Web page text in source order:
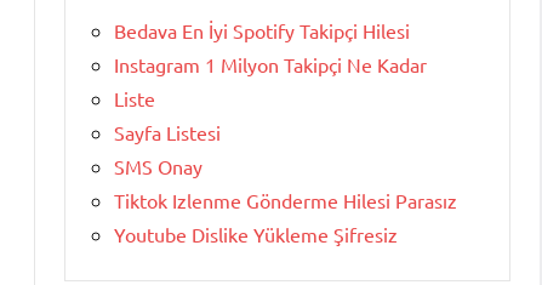
Bedava En İyi Spotify Takipçi Hilesi
Instagram 1 Milyon Takipçi Ne Kadar
Liste
Sayfa Listesi
SMS Onay
Tiktok Izlenme Gönderme Hilesi Parasız
Youtube Dislike Yükleme Şifresiz